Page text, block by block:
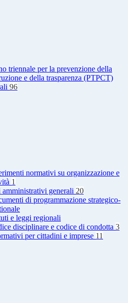
triennale per la prevenzione della
e della trasparenza (PTPCT)
96
normativi su organizzazione e
1
generali 20
di programmazione strategico-
e leggi regionali
disciplinare e codice di condotta 3
per cittadini e imprese 11